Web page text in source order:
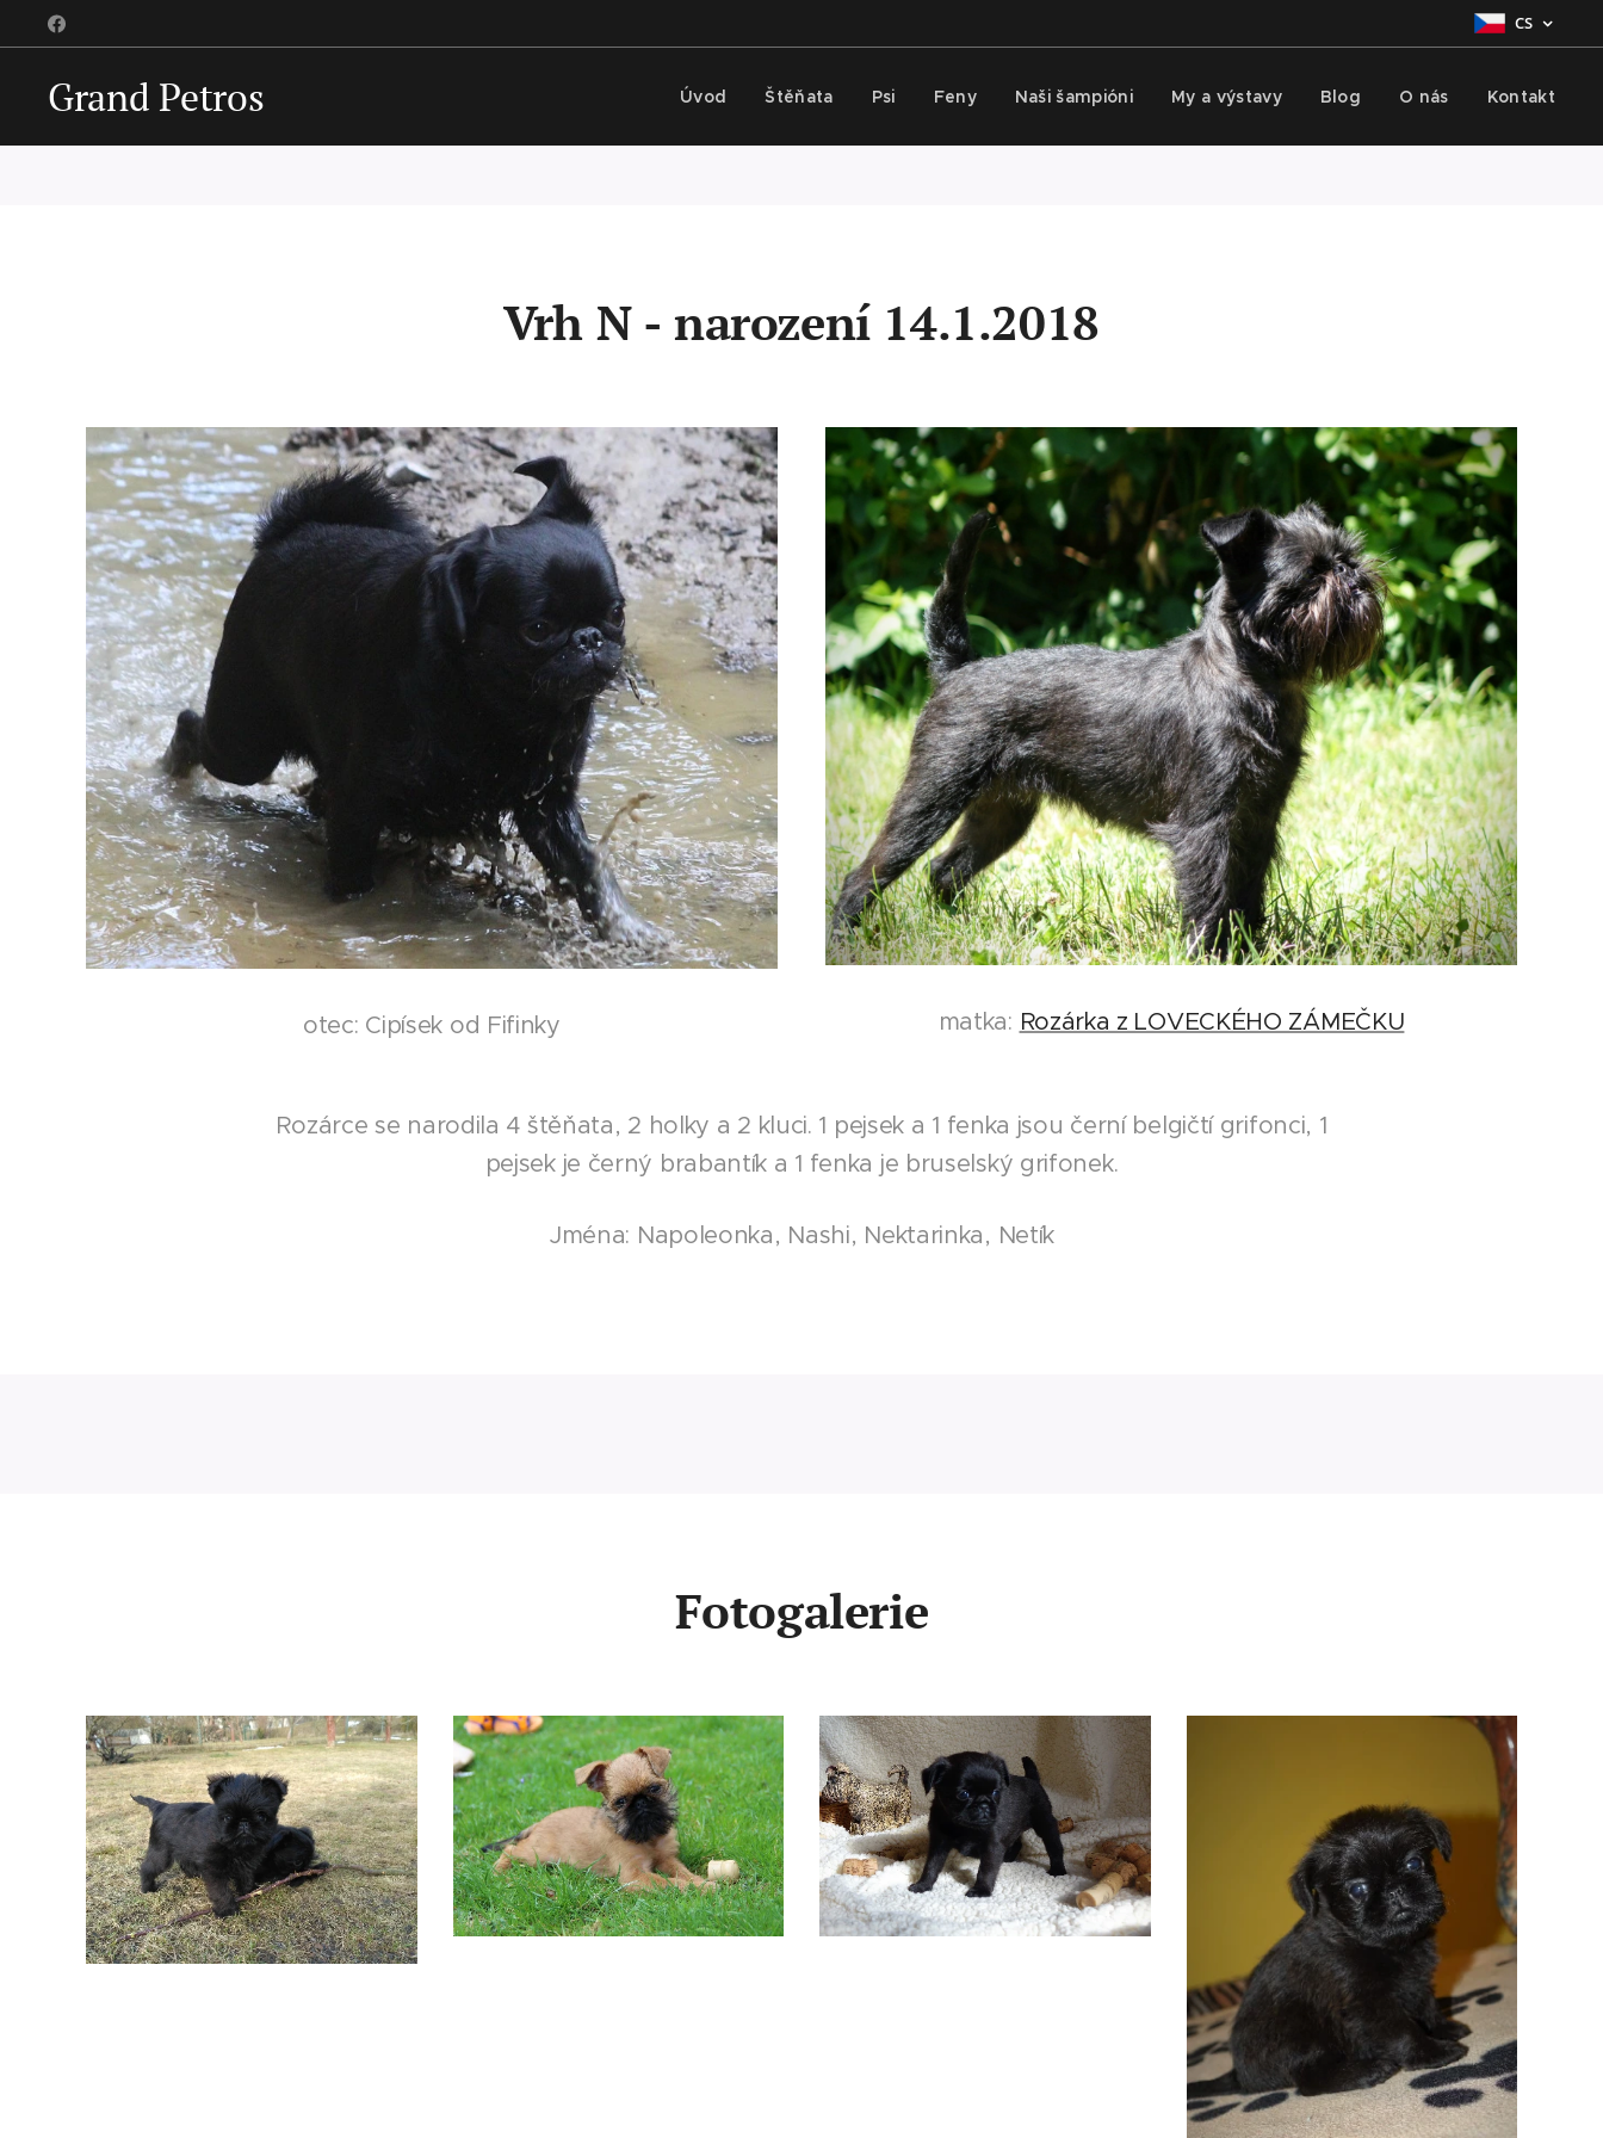
CS
Grand Petros Úvod Štěňata Psi Feny Naši šampióni My a výstavy Blog O nás Kontakt
Vrh N - narození 14.1.2018
otec: Cipísek od Fifinky matka: Rozárka z LOVECKÉHO ZÁMEČKU
Rozárce se narodila 4 štěňata, 2 holky a 2 kluci. 1 pejsek a 1 fenka jsou černí belgičtí grifonci, 1
pejsek je černý brabantík a 1 fenka je bruselský grifonek.
Jména: Napoleonka, Nashi, Nektarinka, Netík
Fotogalerie